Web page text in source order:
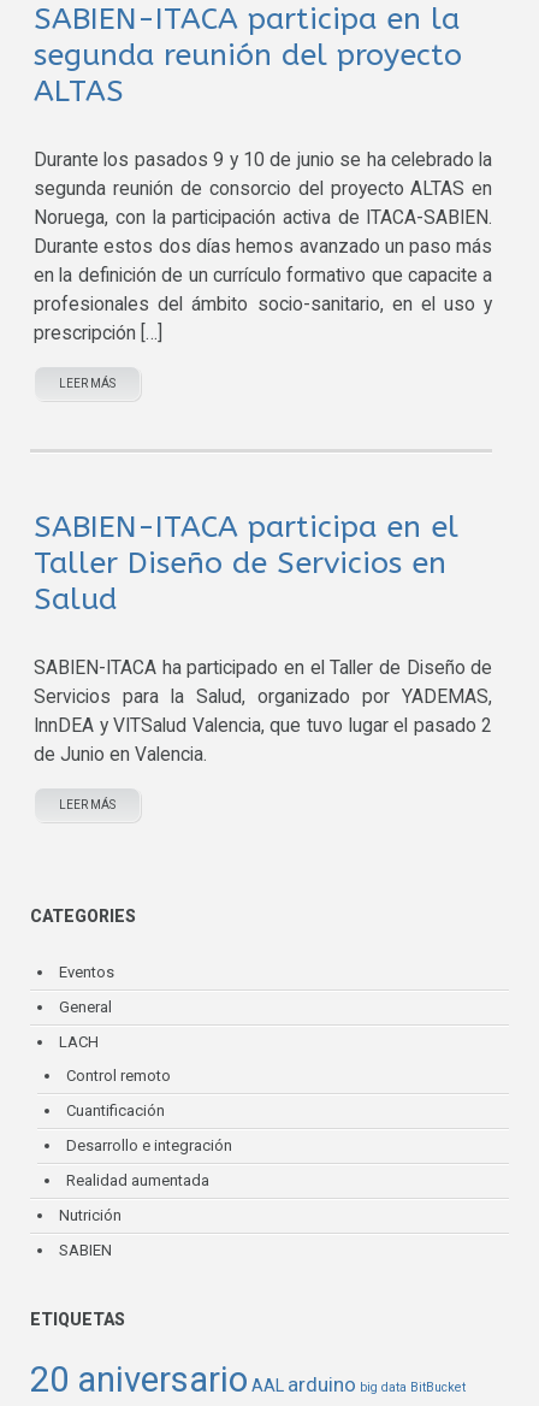
SABIEN-ITACA participa en la
segunda reunión del proyecto
ALTAS
Durante los pasados 9 y 10 de junio se ha celebrado la
segunda reunión de consorcio del proyecto ALTAS en
Noruega, con la participación activa de ITACA-SABIEN.
Durante estos dos días hemos avanzado un paso más
en la definición de un currículo formativo que capacite a
profesionales del ámbito socio-sanitario, en el uso y
prescripción […]
LEER MÁS
SABIEN-ITACA participa en el
Taller Diseño de Servicios en
Salud
SABIEN-ITACA ha participado en el Taller de Diseño de
Servicios para la Salud, organizado por YADEMAS,
InnDEA y VITSalud Valencia, que tuvo lugar el pasado 2
de Junio en Valencia.
LEER MÁS
CATEGORIES
Eventos
General
LACH
Control remoto
Cuantificación
Desarrollo e integración
Realidad aumentada
Nutrición
SABIEN
ETIQUETAS
20 aniversario AAL arduino big data BitBucket